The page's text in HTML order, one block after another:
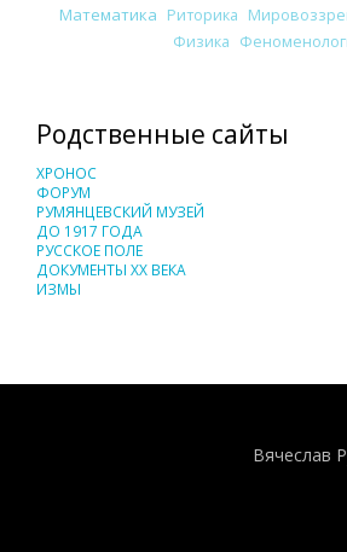
Математика Риторика
Физика
Родственные сайты
ХРОНОС
ФОРУМ
РУМЯНЦЕВСКИЙ МУЗЕЙ
ДО 1917 ГОДА
РУССКОЕ ПОЛЕ
ДОКУМЕНТЫ XX ВЕКА
ИЗМЫ
Вячеслав